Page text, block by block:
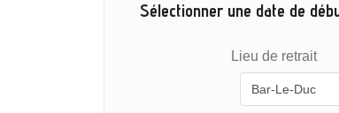
Sélectionner une date de
Lieu de retrait